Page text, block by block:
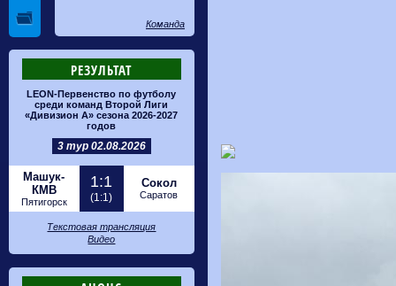
Команда
РЕЗУЛЬТАТ
LEON-Первенство по футболу
среди команд Второй Лиги
«Дивизион А» сезона 2026-2027
годов
3 тур 02.08.2026
Машук-
КМВ
Пятигорск
1:1
(1:1)
Сокол
Саратов
Текстовая трансляция
Видео